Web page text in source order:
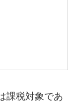
課税対象であ